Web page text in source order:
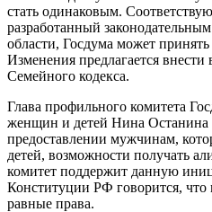
стать одинаковым.
разработанный
области, Госдума может
Изменения предлагается внести
Семейного кодекса.
Глава профильного комитета
женщин и детей Нина Останина
предоставлении мужчинам,
детей, возможности получать
комитет поддержит данную
Конституции РФ говорится,
равные права.